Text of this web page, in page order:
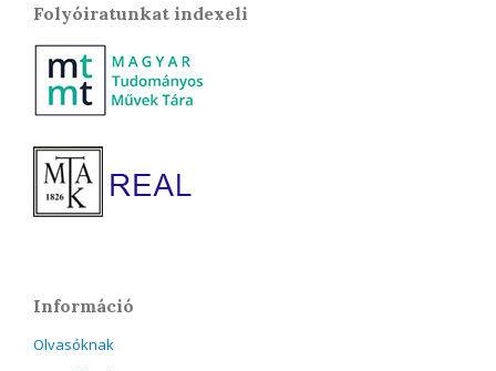
Folyóiratunkat indexeli
Információ
Olvasóknak